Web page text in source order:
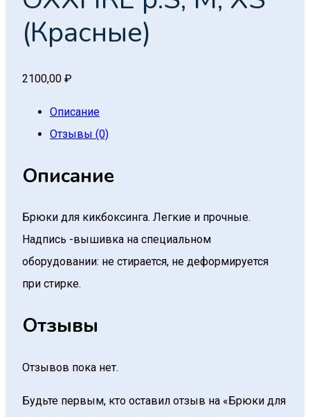
(Красные)
2100,00 ₽
Описание
Отзывы (0)
Описание
Брюки для кикбоксинга. Легкие и прочные.
Надпись -вышивка на специальном
оборудовании: не стирается, не деформируется
при стирке.
Отзывы
Отзывов пока нет.
Будьте первым, кто оставил отзыв на «Брюки для